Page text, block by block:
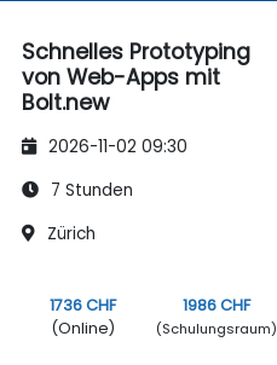
Schnelles Prototyping
von Web-Apps mit
Bolt.new
2026-11-02 09:30
7 Stunden
Zürich
1736 CHF
(Online)
1986 CHF
(Schulungsraum)